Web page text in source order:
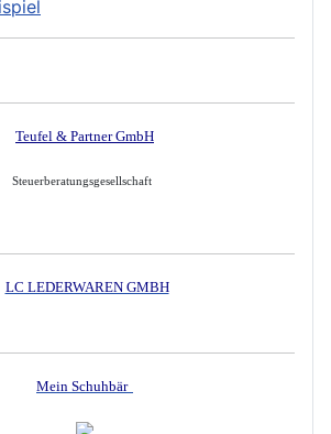
Teufel & Partner GmbH
Steuerberatungsgesellschaft
LC LEDERWAREN GMBH
Mein Schuhbär